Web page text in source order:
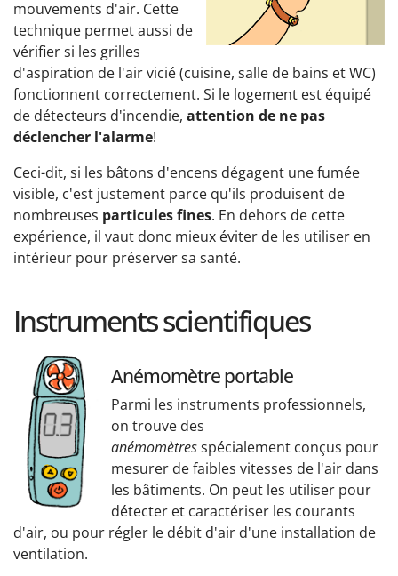
mouvements d'air. Cette
technique permet aussi de
vérifier si les grilles
d'aspiration de l'air vicié (cuisine, salle de bains et WC)
fonctionnent correctement. Si le logement est équipé
de détecteurs d'incendie, attention de ne pas
déclencher l'alarme!
Ceci-dit, si les bâtons d'encens dégagent une fumée
visible, c'est justement parce qu'ils produisent de
nombreuses particules fines. En dehors de cette
expérience, il vaut donc mieux éviter de les utiliser en
intérieur pour préserver sa santé.
Instruments scientifiques
Anémomètre portable
Parmi les instruments professionnels,
on trouve des
anémomètresspécialement conçus pour
mesurer de faibles vitesses de l'air dans
les bâtiments. On peut les utiliser pour
détecter et caractériser les courants
d'air, ou pour régler le débit d'air d'une installation de
ventilation.